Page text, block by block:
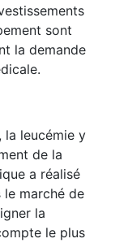
sont
la demande
la leucémie y
de la
a réalisé
le marché de
la
le plus